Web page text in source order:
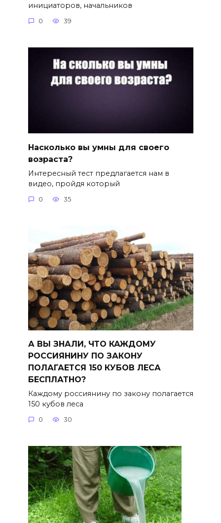
инициаторов, начальников
0 39
Насколько вы умны для своего
возраста?
Интересный тест предлагается нам в
видео, пройдя который
0 35
А ВЫ ЗНАЛИ, ЧТО КАЖДОМУ
РОССИЯНИНУ ПО ЗАКОНУ
ПОЛАГАЕТСЯ 150 КУБОВ ЛЕСА
БЕСПЛАТНО?
Каждому россиянину по закону полагается
150 кубов леса
0 30